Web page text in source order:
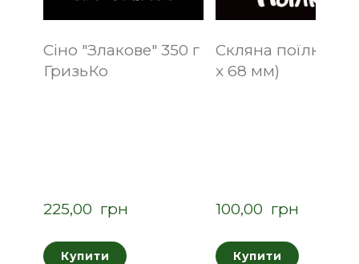
Сіно "Злакове" 350 г
ГризьКо
225,00  грн
Купити
Скляна поїлка S
x 68 мм)
100,00  грн
Купити